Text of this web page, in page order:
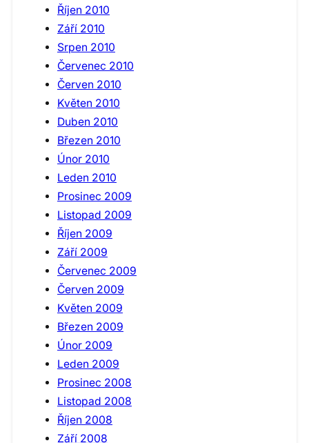
Říjen 2010
Září 2010
Srpen 2010
Červenec 2010
Červen 2010
Květen 2010
Duben 2010
Březen 2010
Únor 2010
Leden 2010
Prosinec 2009
Listopad 2009
Říjen 2009
Září 2009
Červenec 2009
Červen 2009
Květen 2009
Březen 2009
Únor 2009
Leden 2009
Prosinec 2008
Listopad 2008
Říjen 2008
Září 2008